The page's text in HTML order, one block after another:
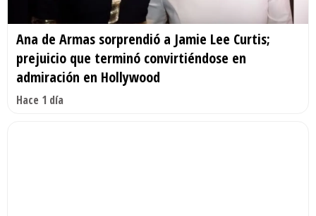
Ana de Armas sorprendió a Jamie Lee Curtis;
prejuicio que terminó convirtiéndose en
admiración en Hollywood
Hace 1 día